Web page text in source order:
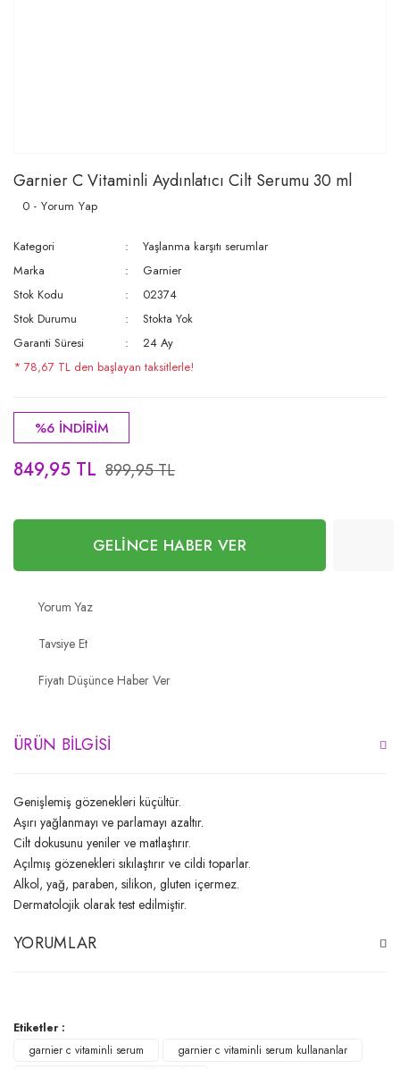
Garnier C Vitaminli Aydınlatıcı Cilt Serumu 30 ml
0 - Yorum Yap
Kategori
Yaşlanma karşıtı serumlar
Marka
Garnier
Stok Kodu
02374
Stok Durumu
Stokta Yok
Garanti Süresi
24 Ay
* 78,67 TL den başlayan taksitlerle!
%6 İNDİRİM
849,95 TL 899,95 TL
GELİNCE HABER VER
Yorum Yaz
Tavsiye Et
Fiyatı Düşünce Haber Ver
ÜRÜN BILGISI
Genişlemiş gözenekleri küçültür.
Aşırı yağlanmayı ve parlamayı azaltır.
Cilt dokusunu yeniler ve matlaştırır.
Açılmış gözenekleri sıkılaştırır ve cildi toparlar.
Alkol, yağ, paraben, silikon, gluten içermez.
Dermatolojik olarak test edilmiştir.
YORUMLAR
Etiketler :
garnier c vitaminli serum
garnier c vitaminli serum kullananlar